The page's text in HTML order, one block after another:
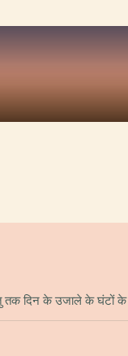
दिन के उजाले के घंटों के